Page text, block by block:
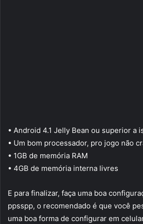
• Android 4.1 Jelly Bean ou superior a
• Um bom processador, pro jogo não
• 1GB de memória RAM
• 4GB de memória interna livres
E para finalizar, faça uma boa
ppsspp, o recomendado é que você
uma boa forma de configurar em